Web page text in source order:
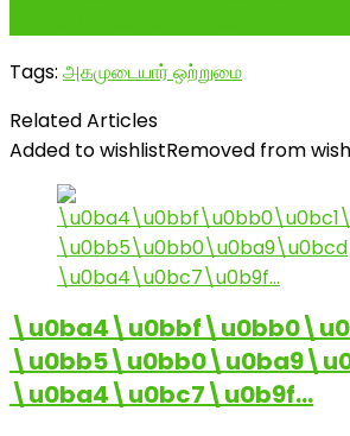
Tags: அகமுடையார் ஒற்றுமை
Related Articles
Added to wishlistRemoved from
\u0ba4\u0bc7\u0b9f…